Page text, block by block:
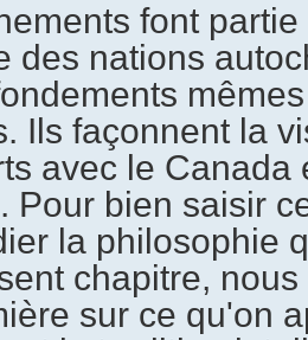
font
des nations
Ils façonnent la
avec le Canada
Pour bien saisir
la philosophie
chapitre,
sur ce qu'on